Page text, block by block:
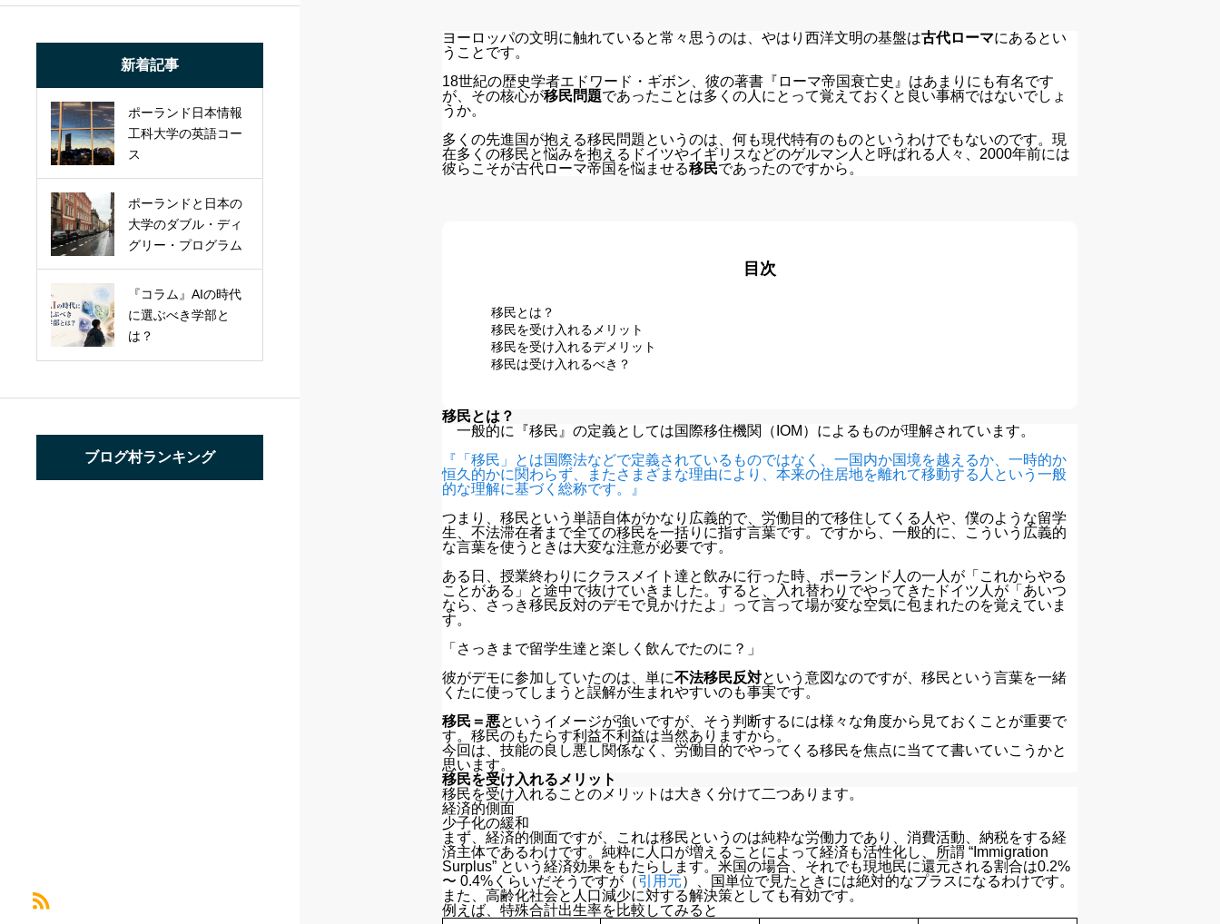
新着記事
ポーランド日本情報
工科大学の英語コー
ス
ポーランドと日本の
大学のダブル・ディ
グリー・プログラム
『コラム』AIの時代
に選ぶべき学部と
は？
ブログ村ランキング
ヨーロッパの文明に触れていると常々思うのは、やはり西洋文明の基盤は古代ローマにあるとい
うことです。
18世紀の歴史学者エドワード・ギボン、彼の著書『ローマ帝国衰亡史』はあまりにも有名です
が、その核心が移民問題であったことは多くの人にとって覚えておくと良い事柄ではないでしょ
うか。
多くの先進国が抱える移民問題というのは、何も現代特有のものというわけでもないのです。現
在多くの移民と悩みを抱えるドイツやイギリスなどのゲルマン人と呼ばれる人々、2000年前には
彼らこそが古代ローマ帝国を悩ませる移民であったのですから。
目次
移民とは？
移民を受け入れるメリット
移民を受け入れるデメリット
移民は受け入れるべき？
移民とは？
一般的に『移民』の定義としては国際移住機関（IOM）によるものが理解されています。
『「移民」とは国際法などで定義されているものではなく、一国内か国境を越えるか、一時的か
恒久的かに関わらず、またさまざまな理由により、本来の住居地を離れて移動する人という一般
的な理解に基づく総称です。』
つまり、移民という単語自体がかなり広義的で、労働目的で移住してくる人や、僕のような留学
生、不法滞在者まで全ての移民を一括りに指す言葉です。ですから、一般的に、こういう広義的
な言葉を使うときは大変な注意が必要です。
ある日、授業終わりにクラスメイト達と飲みに行った時、ポーランド人の一人が「これからやる
ことがある」と途中で抜けていきました。すると、入れ替わりでやってきたドイツ人が「あいつ
なら、さっき移民反対のデモで見かけたよ」って言って場が変な空気に包まれたのを覚えていま
す。
「さっきまで留学生達と楽しく飲んでたのに？」
彼がデモに参加していたのは、単に不法移民反対という意図なのですが、移民という言葉を一緒
くたに使ってしまうと誤解が生まれやすいのも事実です。
移民＝悪というイメージが強いですが、そう判断するには様々な角度から見ておくことが重要で
す。移民のもたらす利益不利益は当然ありますから。
今回は、技能の良し悪し関係なく、労働目的でやってくる移民を焦点に当てて書いていこうかと
思います。
移民を受け入れるメリット
移民を受け入れることのメリットは大きく分けて二つあります。
経済的側面
少子化の緩和
まず、経済的側面ですが、これは移民というのは純粋な労働力であり、消費活動、納税をする経
済主体であるわけです。純粋に人口が増えることによって経済も活性化し、所謂 “Immigration
Surplus” という経済効果をもたらします。米国の場合、それでも現地民に還元される割合は0.2%
〜 0.4%くらいだそうですが（引用元）、国単位で見たときには絶対的なプラスになるわけです。
また、高齢化社会と人口減少に対する解決策としても有効です。
例えば、特殊合計出生率を比較してみると